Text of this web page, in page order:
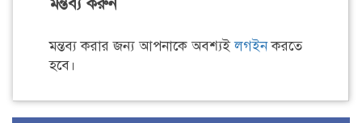
মন্তব্য করার জন্য আপনাকে অবশ্যইলগইনকরতে
হবে।